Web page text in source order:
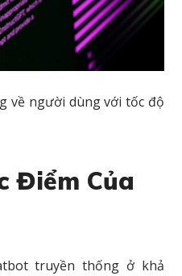
về người dùng với tốc độ
Điểm Của
truyền thống ở khả